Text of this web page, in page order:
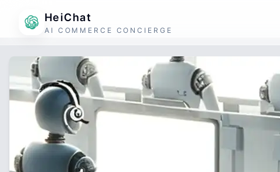
HeiChat
AI COMMERCE CONCIERGE